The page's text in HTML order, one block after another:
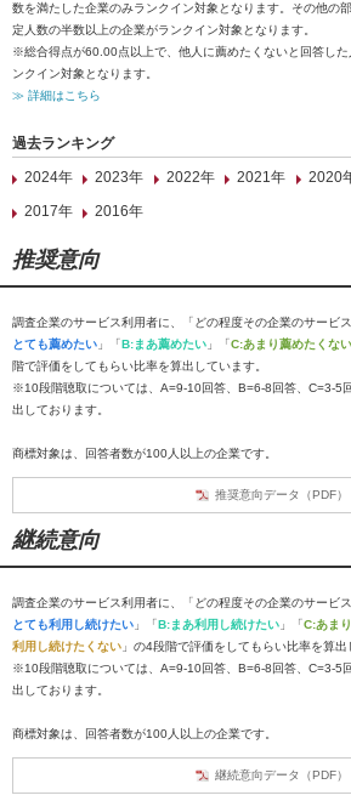
数を満たした企業のみランクイン対象となります。その他の
定人数の半数以上の企業がランクイン対象となります。
※総合得点が60.00点以上で、他人に薦めたくないと回答し
ンクイン対象となります。
≫ 詳細はこちら
過去ランキング
2024年
2023年 2022年 2021年 2020
2017年
2016年
推奨意向
調査企業のサービス利用者に、「どの程度その企業のサービ
とても薦めたい 」「B:まあ薦めたい 」「C:あまり薦めたくない
階で評価をしてもらい比率を算出しています。
※10段階聴取については、A=9-10回答、B=6-8回答、C=3-5
出しております。
商標対象は、回答者数が100人以上の企業です。
推奨意向データ（PDF）
継続意向
調査企業のサービス利用者に、「どの程度その企業のサービ
とても利用し続けたい 」「B:まあ利用し続けたい 」「C:あま
利用し続けたくない 」の4段階で評価をしてもらい比率を算出
※10段階聴取については、A=9-10回答、B=6-8回答、C=3-5
出しております。
商標対象は、回答者数が100人以上の企業です。
継続意向データ（PDF）